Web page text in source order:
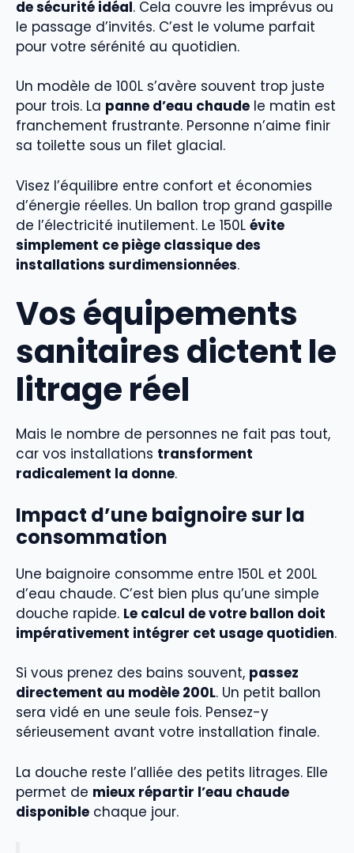
de sécurité idéal. Cela couvre les imprévus ou
le passage d’invités. C’est le volume parfait
pour votre sérénité au quotidien.
Un modèle de 100L s’avère souvent trop juste
pour trois. La panne d’eau chaude le matin est
franchement frustrante. Personne n’aime finir
sa toilette sous un filet glacial.
Visez l’équilibre entre confort et économies
d’énergie réelles. Un ballon trop grand gaspille
de l’électricité inutilement. Le 150L évite
simplement ce piège classique des
installations surdimensionnées.
Vos équipements
sanitaires dictent le
litrage réel
Mais le nombre de personnes ne fait pas tout,
car vos installations transforment
radicalement la donne.
Impact d’une baignoire sur la
consommation
Une baignoire consomme entre 150L et 200L
d’eau chaude. C’est bien plus qu’une simple
douche rapide. Le calcul de votre ballon doit
impérativement intégrer cet usage quotidien.
Si vous prenez des bains souvent, passez
directement au modèle 200L. Un petit ballon
sera vidé en une seule fois. Pensez-y
sérieusement avant votre installation finale.
La douche reste l’alliée des petits litrages. Elle
permet de mieux répartir l’eau chaude
disponible chaque jour.